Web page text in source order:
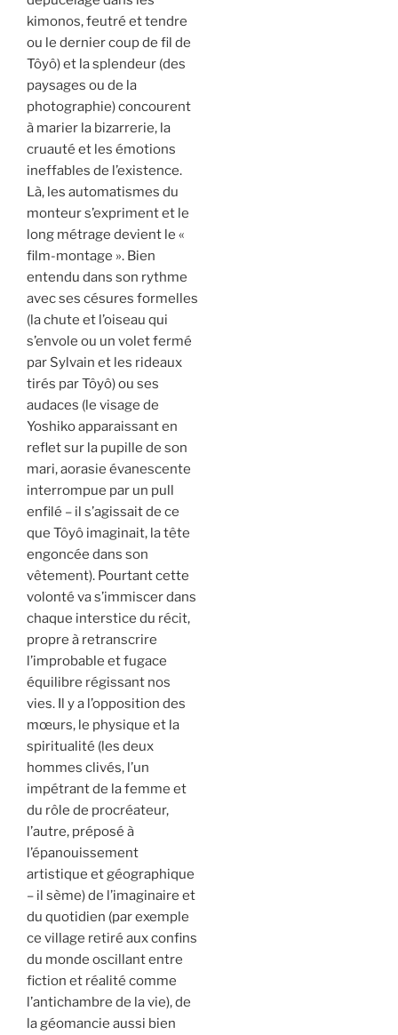
kimonos, feutré et tendre
ou le dernier coup de fil de
Tôyô) et la splendeur (des
paysages ou de la
photographie) concourent
à marier la bizarrerie, la
cruauté et les émotions
ineffables de l’existence.
Là, les automatismes du
monteur s’expriment et le
long métrage devient le «
film-montage ». Bien
entendu dans son rythme
avec ses césures formelles
(la chute et l’oiseau qui
s’envole ou un volet fermé
par Sylvain et les rideaux
tirés par Tôyô) ou ses
audaces (le visage de
Yoshiko apparaissant en
reflet sur la pupille de son
mari, aorasie évanescente
interrompue par un pull
enfilé – il s’agissait de ce
que Tôyô imaginait, la tête
engoncée dans son
vêtement). Pourtant cette
volonté va s’immiscer dans
chaque interstice du récit,
propre à retranscrire
l’improbable et fugace
équilibre régissant nos
vies. Il y a l’opposition des
mœurs, le physique et la
spiritualité (les deux
hommes clivés, l’un
impétrant de la femme et
du rôle de procréateur,
l’autre, préposé à
l’épanouissement
artistique et géographique
– il sème) de l’imaginaire et
du quotidien (par exemple
ce village retiré aux confins
du monde oscillant entre
fiction et réalité comme
l’antichambre de la vie), de
la géomancie aussi bien